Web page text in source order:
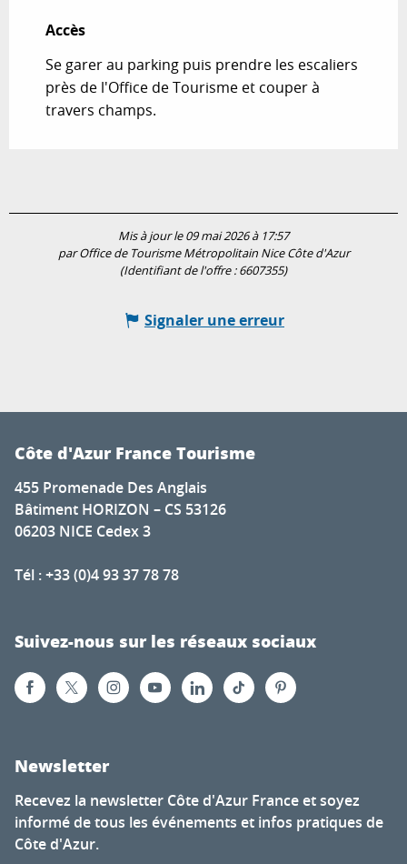
Accès
Accès
Se garer au parking puis prendre les escaliers
près de l'Office de Tourisme et couper à
travers champs.
Mis à jour le 09 mai 2026 à 17:57
par Office de Tourisme Métropolitain Nice Côte d'Azur
(Identifiant de l'offre :6607355)
Signaler une erreur
Côte d'Azur France Tourisme
455 Promenade Des Anglais
Bâtiment HORIZON – CS 53126
06203 NICE Cedex 3
Tél : +33 (0)4 93 37 78 78
Suivez-nous sur les réseaux sociaux
Newsletter
Recevez la newsletter Côte d'Azur France et soyez
informé de tous les événements et infos pratiques de
Côte d'Azur.